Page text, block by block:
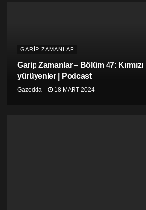
GARİP ZAMANLAR
Garip Zamanlar – Bölüm 47: Kırmızı
yürüyenler | Podcast
Gazedda 18 MART 2024